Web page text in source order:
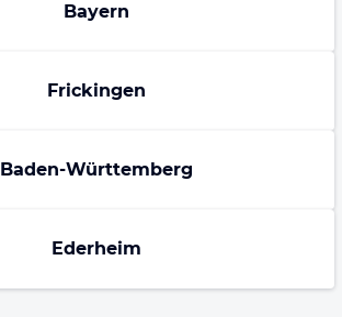
Bayern
Frickingen
Baden-Württemberg
Ederheim